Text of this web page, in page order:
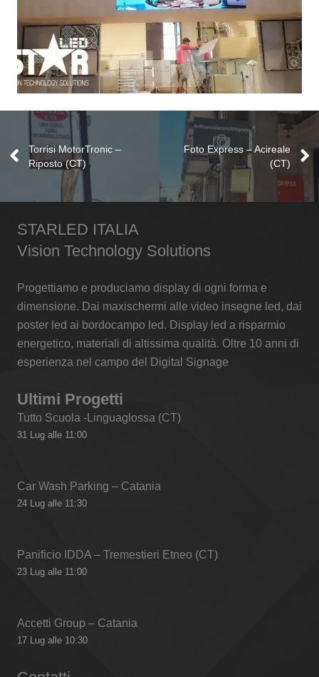
Sicilia’s – Sicilia Outlet Village –
Agira (EN)
Retrocassa Led Video Insegne
Torrisi MotorTronic –
Riposto (CT)
Foto Express – Acireale
(CT)
STARLED ITALIA
Vision Technology Solutions
Progettiamo e produciamo display di ogni forma e
dimensione. Dai maxischermi alle video insegne led, dai
poster led ai bordocampo led. Display led a risparmio
energetico, materiali di altissima qualità. Oltre 10 anni di
esperienza nel campo del Digital Signage
Ultimi Progetti
Tutto Scuola -Linguaglossa (CT)
31 Lug alle 11:00
Car Wash Parking – Catania
24 Lug alle 11:30
Panificio IDDA – Tremestieri Etneo (CT)
23 Lug alle 11:00
Accetti Group – Catania
17 Lug alle 10:30